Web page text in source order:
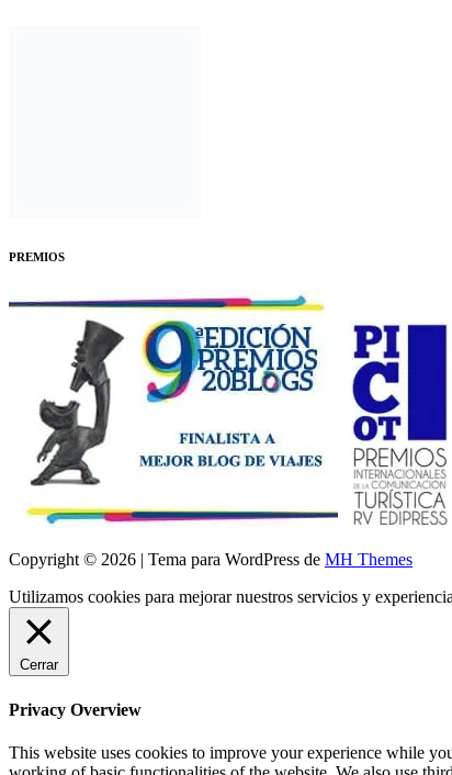
PREMIOS
Copyright © 2026 | Tema para WordPress de MH Themes
Utilizamos cookies para mejorar nuestros servicios y
Cerrar
Privacy Overview
This website uses cookies to improve your experience while